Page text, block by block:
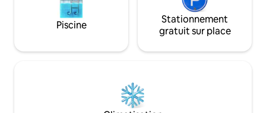
Piscine
Stationnement
gratuit sur place